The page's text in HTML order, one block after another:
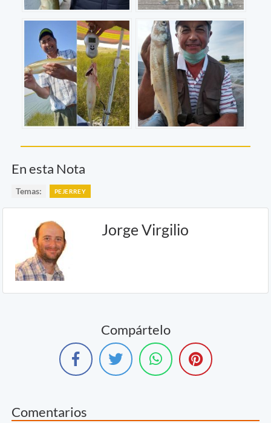
En esta Nota
Temas: PEJERREY
Jorge Virgilio
Compártelo
Comentarios